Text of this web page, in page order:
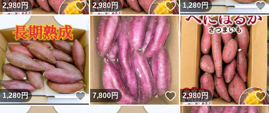
2,980円 いいね！
2,980円 いいね！
1,280円
1,280円 いいね！
7,800円 いいね！
2,980円